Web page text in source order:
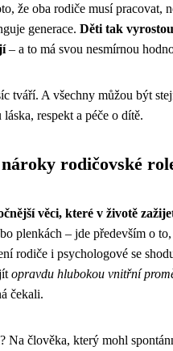
že oba rodiče musí pracovat,
generace. Děti tak
– a to má svou nesmírnou
tváří. A všechny můžou být
respekt a péče o dítě.
rodičovské
věci, které v životě
plenkách – jde především o to,
rodiče i psychologové se
opravdu hlubokou vnitřní
čekali.
Na člověka, který mohl